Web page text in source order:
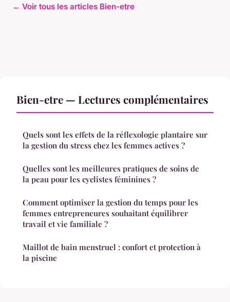
← Voir tous les articles Bien-etre
Bien-etre — Lectures complémentaires
Quels sont les effets de la réflexologie plantaire sur
la gestion du stress chez les femmes actives ?
Quelles sont les meilleures pratiques de soins de
la peau pour les cyclistes féminines ?
Comment optimiser la gestion du temps pour les
femmes entrepreneures souhaitant équilibrer
travail et vie familiale ?
Maillot de bain menstruel : confort et protection à
la piscine